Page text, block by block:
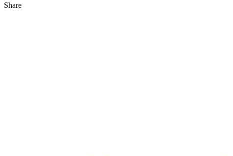
Share